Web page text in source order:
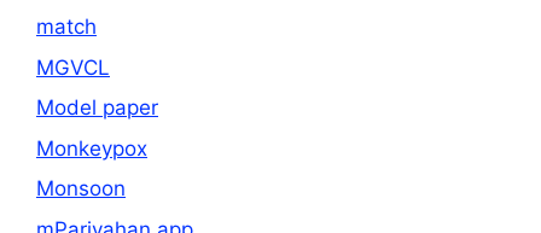
match
MGVCL
Model paper
Monkeypox
Monsoon